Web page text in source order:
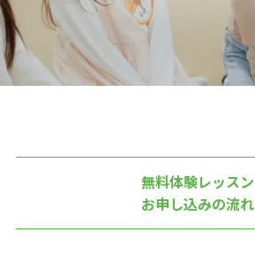
無料体験レッスン
お申し込みの流れ